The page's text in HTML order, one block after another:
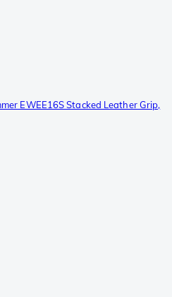
EWEE16S Stacked Leather Grip,